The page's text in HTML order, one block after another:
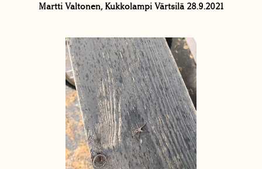
Martti Valtonen, Kukkolampi Värtsilä 28.9.2021